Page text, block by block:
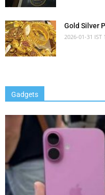
Gold Silver
2026-01-31 IST
Gadgets